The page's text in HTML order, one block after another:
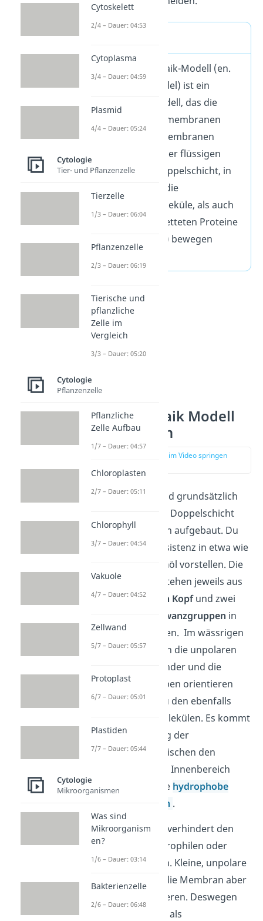
Das Flüssig-Mosaik-Modell (en.
fluid mosaic model) ist ein
molekulares Modell, das die
Struktur von Biomembranen
beschreibt. Biomembranen
bestehen aus einer flüssigen
Phospholipid-Doppelschicht, in
der sich sowohl die
Phospholipidmoleküle, als auch
die darin eingebetteten Proteine
lateral (= seitlich) bewegen
Flüssig Mosaik Modell
Biomembran
zur Stelle im Video springen
Biomembranen sind grundsätzlich
aus einer flüssigen Doppelschicht
aus Phospholipiden aufgebaut. Du
kannst dir die Konsistenz in etwa wie
leichtes Maschinenöl vorstellen. Die
Phospholipide bestehen jeweils aus
einemhydrophilen Kopfund zwei
hydrophoben Schwanzgruppen in
Form von Fettsäuren. Im wässrigen
Medium lagern sich die unpolaren
Fettsäuren aneinander und die
polaren Kopfgruppen orientieren
sich nach außen zu den ebenfalls
polaren Wassermolekülen. Es kommt
nun zur Ausbildung der
Doppelschicht
. Zwischen den
Fettsäureketten im Innenbereich
wirken sogenannte hydrophobe
Wechselwirkungen .
Die Doppelschicht verhindert den
Durchtritt von hydrophilen oder
geladenen Teilchen. Kleine, unpolare
Moleküle können die Membran aber
ungehindert passieren. Deswegen
kannst du sie auch als
Cytoskelett
2/4 – Dauer: 04:53
Cytoplasma
3/4 – Dauer: 04:59
Plasmid
4/4 – Dauer: 05:24
Cytologie
Tier- und Pflanzenzelle
Tierzelle
1/3 – Dauer: 06:04
Pflanzenzelle
2/3 – Dauer: 06:19
Tierische und
pflanzliche
Zelle im
Vergleich
3/3 – Dauer: 05:20
Cytologie
Pflanzenzelle
Pflanzliche
Zelle Aufbau
1/7 – Dauer: 04:57
Chloroplasten
2/7 – Dauer: 05:11
Chlorophyll
3/7 – Dauer: 04:54
Vakuole
4/7 – Dauer: 04:52
Zellwand
5/7 – Dauer: 05:57
Protoplast
6/7 – Dauer: 05:01
Plastiden
7/7 – Dauer: 05:44
Cytologie
Mikroorganismen
Was sind
Mikroorganism
en?
1/6 – Dauer: 03:14
Bakterienzelle
2/6 – Dauer: 06:48